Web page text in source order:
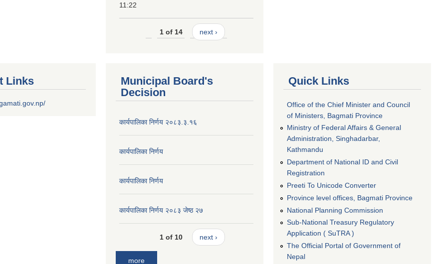
11:22
1 of 14 next ›
Links
Municipal Board's
Decision
कार्यपालिका निर्णय २०८३.३.१६
कार्यपालिका निर्णय
कार्यपालिका निर्णय
कार्यपालिका निर्णय २०८३ जेष्ठ २७
1 of 10 next ›
more
Quick Links
Office of the Chief Minister and Council
of Ministers, Bagmati Province
Ministry of Federal Affairs & General
Administration, Singhadarbar,
Kathmandu
Department of National ID and Civil
Registration
Preeti To Unicode Converter
Province level offices, Bagmati Province
National Planning Commission
Sub-National Treasury Regulatory
Application ( SuTRA )
The Official Portal of Government of
Nepal